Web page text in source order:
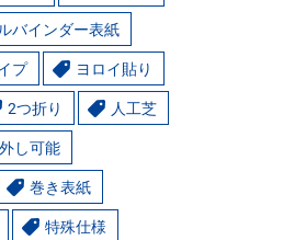
バインダー表紙
プ ヨロイ貼り
2つ折り 人工芝
し可能
巻き表紙
特殊仕様